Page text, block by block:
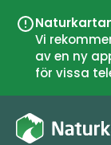
Vi
av en ny
för vissa